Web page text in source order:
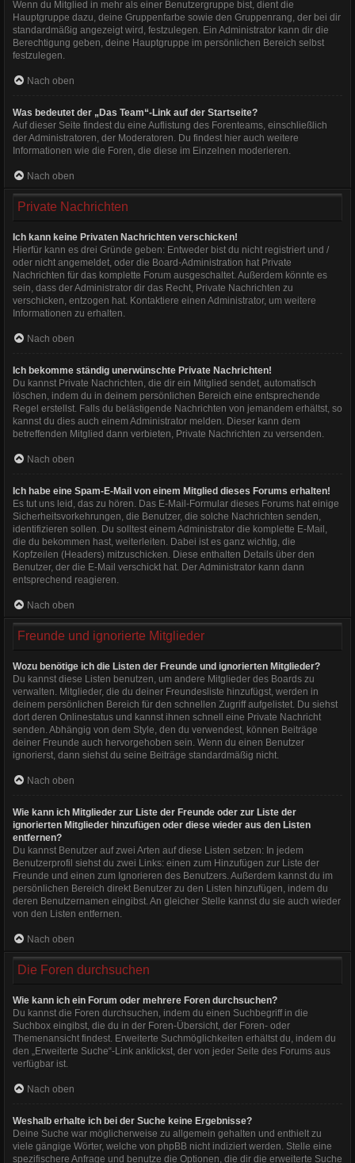
Wenn du Mitglied in mehr als einer Benutzergruppe bist, dient die
Hauptgruppe dazu, deine Gruppenfarbe sowie den Gruppenrang, der bei dir
standardmäßig angezeigt wird, festzulegen. Ein Administrator kann dir die
Berechtigung geben, deine Hauptgruppe im persönlichen Bereich selbst
festzulegen.
Nach oben
Was bedeutet der „Das Team“-Link auf der Startseite?
Auf dieser Seite findest du eine Auflistung des Forenteams, einschließlich
der Administratoren, der Moderatoren. Du findest hier auch weitere
Informationen wie die Foren, die diese im Einzelnen moderieren.
Nach oben
Private Nachrichten
Ich kann keine Privaten Nachrichten verschicken!
Hierfür kann es drei Gründe geben: Entweder bist du nicht registriert und /
oder nicht angemeldet, oder die Board-Administration hat Private
Nachrichten für das komplette Forum ausgeschaltet. Außerdem könnte es
sein, dass der Administrator dir das Recht, Private Nachrichten zu
verschicken, entzogen hat. Kontaktiere einen Administrator, um weitere
Informationen zu erhalten.
Nach oben
Ich bekomme ständig unerwünschte Private Nachrichten!
Du kannst Private Nachrichten, die dir ein Mitglied sendet, automatisch
löschen, indem du in deinem persönlichen Bereich eine entsprechende
Regel erstellst. Falls du belästigende Nachrichten von jemandem erhältst, so
kannst du dies auch einem Administrator melden. Dieser kann dem
betreffenden Mitglied dann verbieten, Private Nachrichten zu versenden.
Nach oben
Ich habe eine Spam-E-Mail von einem Mitglied dieses Forums erhalten!
Es tut uns leid, das zu hören. Das E-Mail-Formular dieses Forums hat einige
Sicherheitsvorkehrungen, die Benutzer, die solche Nachrichten senden,
identifizieren sollen. Du solltest einem Administrator die komplette E-Mail,
die du bekommen hast, weiterleiten. Dabei ist es ganz wichtig, die
Kopfzeilen (Headers) mitzuschicken. Diese enthalten Details über den
Benutzer, der die E-Mail verschickt hat. Der Administrator kann dann
entsprechend reagieren.
Nach oben
Freunde und ignorierte Mitglieder
Wozu benötige ich die Listen der Freunde und ignorierten Mitglieder?
Du kannst diese Listen benutzen, um andere Mitglieder des Boards zu
verwalten. Mitglieder, die du deiner Freundesliste hinzufügst, werden in
deinem persönlichen Bereich für den schnellen Zugriff aufgelistet. Du siehst
dort deren Onlinestatus und kannst ihnen schnell eine Private Nachricht
senden. Abhängig von dem Style, den du verwendest, können Beiträge
deiner Freunde auch hervorgehoben sein. Wenn du einen Benutzer
ignorierst, dann siehst du seine Beiträge standardmäßig nicht.
Nach oben
Wie kann ich Mitglieder zur Liste der Freunde oder zur Liste der
ignorierten Mitglieder hinzufügen oder diese wieder aus den Listen
entfernen?
Du kannst Benutzer auf zwei Arten auf diese Listen setzen: In jedem
Benutzerprofil siehst du zwei Links: einen zum Hinzufügen zur Liste der
Freunde und einen zum Ignorieren des Benutzers. Außerdem kannst du im
persönlichen Bereich direkt Benutzer zu den Listen hinzufügen, indem du
deren Benutzernamen eingibst. An gleicher Stelle kannst du sie auch wieder
von den Listen entfernen.
Nach oben
Die Foren durchsuchen
Wie kann ich ein Forum oder mehrere Foren durchsuchen?
Du kannst die Foren durchsuchen, indem du einen Suchbegriff in die
Suchbox eingibst, die du in der Foren-Übersicht, der Foren- oder
Themenansicht findest. Erweiterte Suchmöglichkeiten erhältst du, indem du
den „Erweiterte Suche“-Link anklickst, der von jeder Seite des Forums aus
verfügbar ist.
Nach oben
Weshalb erhalte ich bei der Suche keine Ergebnisse?
Deine Suche war möglicherweise zu allgemein gehalten und enthielt zu
viele gängige Wörter, welche von phpBB nicht indiziert werden. Stelle eine
spezifischere Anfrage und benutze die Optionen, die dir die erweiterte Suche